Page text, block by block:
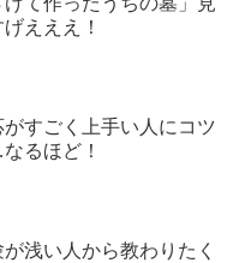
えええ！
がすごく上手い人にコツ
るほど！
浅い人から教わりたく